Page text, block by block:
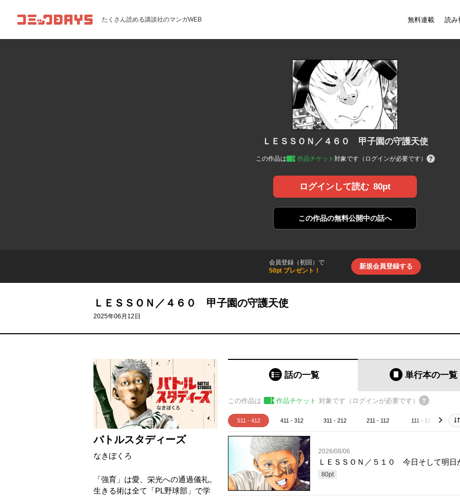
コミックDAYS たくさん読める講談社のマンガWEB 無料連載 読み
ＬＥＳＳＯＮ／４６０ 甲子園の守護天使
この作品は 作品チケット 対象です（ログインが必要です）
ログインして読む 80pt
この作品の無料公開中の話へ
会員登録（初回）で
50pt プレゼント！
新規会員登録する
ＬＥＳＳＯＮ／４６０ 甲子園の守護天使
2025年06月12日
バトルスタディーズ
なきぼくろ
「強育」は愛、栄光への通過儀礼。
生きる術は全て「PL野球部」で学
話の一覧 単行本の一覧
この作品は 作品チケット 対象です（ログインが必要です）
511 - 412 411 - 312 311 - 212 211 - 112 111 - 12 next
2026/08/06
ＬＥＳＳＯＮ／５１０ 今日そして明日
80pt